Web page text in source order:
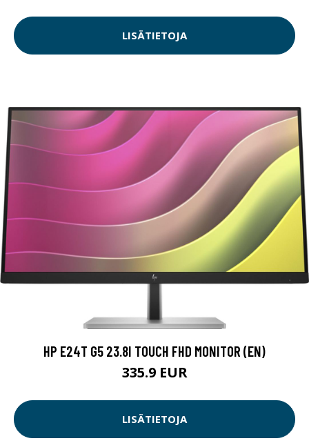
LISÄTIETOJA
HP E24T G5 23.8I TOUCH FHD MONITOR (EN)
335.9 EUR
LISÄTIETOJA